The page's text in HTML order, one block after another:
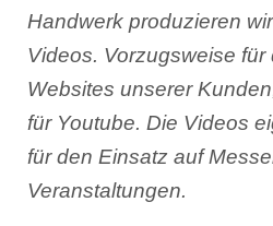
Handwerk produzieren
Videos. Vorzugsweise
Websites unserer
für Youtube. Die Videos
für den Einsatz auf
Veranstaltungen.